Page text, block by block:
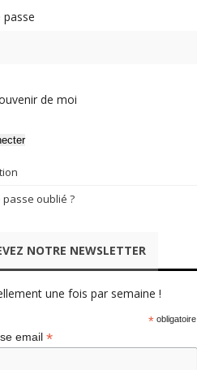
de moi
passe oublié ?
NOTRE NEWSLETTER
une fois par semaine !
*obligatoire
email *